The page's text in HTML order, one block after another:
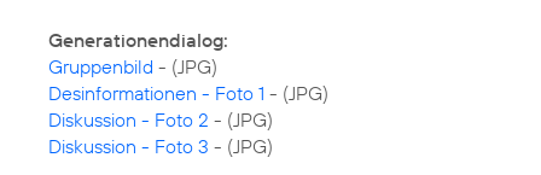
Generationendialog:
Gruppenbild
Desinformationen - Foto 1
Diskussion - Foto 2
Diskussion - Foto 3 - (JPG)